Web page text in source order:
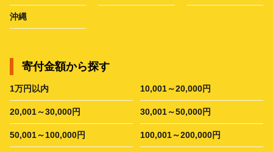
沖縄
寄付金額から探す
1万円以内 10,001～20,000円
20,001～30,000円 30,001～50,000円
50,001～100,000円 100,001～200,000円